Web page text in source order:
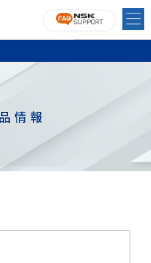
情報